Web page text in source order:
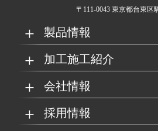
〒111-0043 東京都台東区
製品情報
MKブランド製品
取扱製品情報
加工施工紹介
グループの総合力
会社情報
会社概要
採用情報